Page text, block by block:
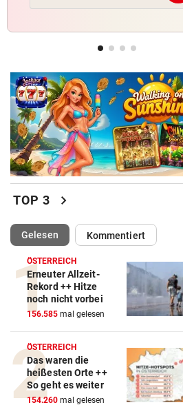
Schwiegermütter!“
Marco Kasper: „Brenne fürs
Eishockey wie mit 16!“
TOP 3 chevron_right
Gelesen(ausgewählt)Kommentiert
ÖSTERREICH
Erneuter Allzeit-
Rekord ++ Hitze
noch nicht vorbei
156.585 mal gelesen
ÖSTERREICH
Das waren die
heißesten Orte ++
So geht es weiter
154.260 mal gelesen
Action-Cam Vergleich
ZUM VERGLEICH
Crosstrainer Vergleich
ZUM VERGLEICH